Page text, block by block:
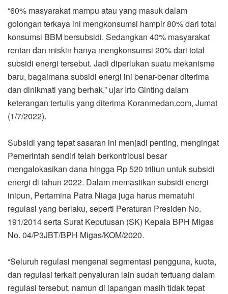
“60% masyarakat mampu atau yang masuk dalam
golongan terkaya ini mengkonsumsi hampir 80% dari total
konsumsi BBM bersubsidi. Sedangkan 40% masyarakat
rentan dan miskin hanya mengkonsumsi 20% dari total
subsidi energi tersebut. Jadi diperlukan suatu mekanisme
baru, bagaimana subsidi energi ini benar-benar diterima
dan dinikmati yang berhak,” ujar Irto Ginting dalam
keterangan tertulis yang diterima Koranmedan.com, Jumat
(1/7/2022).
Subsidi yang tepat sasaran ini menjadi penting, mengingat
Pemerintah sendiri telah berkontribusi besar
mengalokasikan dana hingga Rp 520 triliun untuk subsidi
energi di tahun 2022. Dalam memastikan subsidi energi
inipun, Pertamina Patra Niaga juga harus mematuhi
regulasi yang berlaku, seperti Peraturan Presiden No.
191/2014 serta Surat Keputusan (SK) Kepala BPH Migas
No. 04/P3JBT/BPH Migas/KOM/2020.
“Seluruh regulasi mengenai segmentasi pengguna, kuota,
dan regulasi terkait penyaluran lain sudah tertuang dalam
regulasi tersebut, namun di lapangan masih tidak tepat